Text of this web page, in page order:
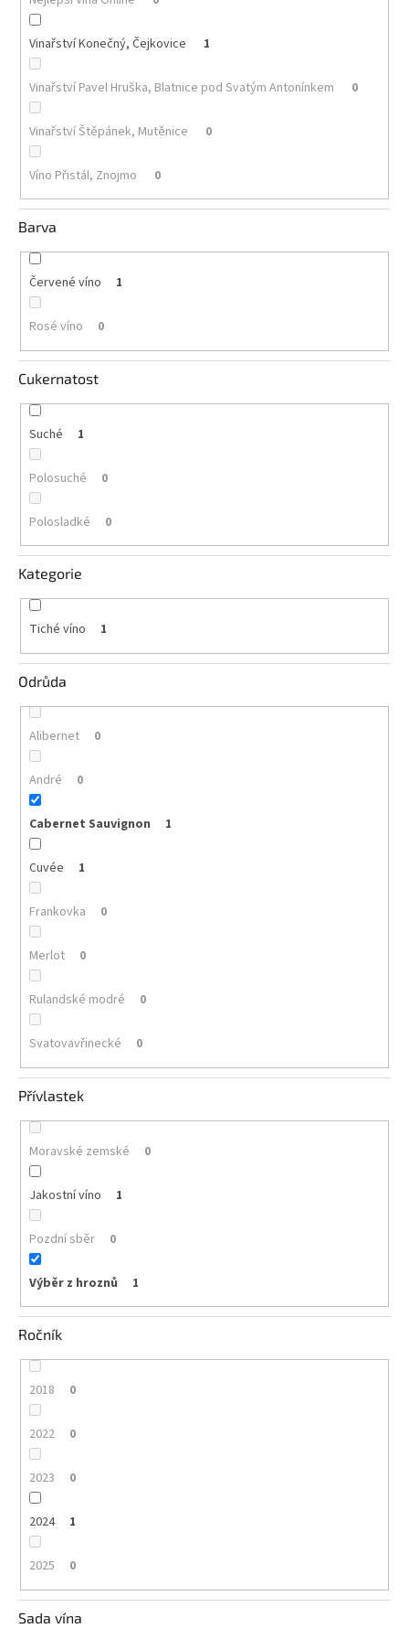
nabídka
Poslední
láhve
skladem
Cuvée
vína
Klarety
Vína
jakosti
Víno
podle
obsahu
balení
vína
Delikatesy
vínu
BiB
-
objem
Ostatní
vína
Značky
Vinařství Konečný, Čejkovice 1
Vinařství Pavel Hruška, Blatnice pod Svatým Antonínkem 0
Vinařství Štěpánek, Mutěnice 0
Víno Přistál, Znojmo 0
Barva
Červené víno 1
Rosé víno 0
Cukernatost
Suché 1
Polosuché 0
Polosladké 0
Kategorie
Tiché víno 1
Odrůda
Alibernet 0
André 0
Cabernet Sauvignon 1
Cuvée 1
Frankovka 0
Merlot 0
Rulandské modré 0
Svatovavřinecké 0
Přívlastek
Moravské zemské 0
Jakostní víno 1
Pozdní sběr 0
Výběr z hroznů 1
Ročník
2018 0
2022 0
2023 0
2024 1
2025 0
Sada vína